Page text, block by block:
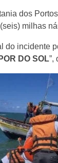
dos
milhas
do incidente
DO SOL”,